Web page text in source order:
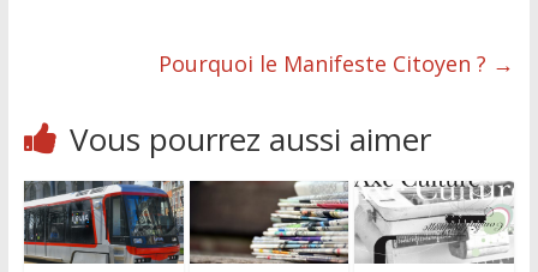
Pourquoi le Manifeste Citoyen ? →
Vous pourrez aussi aimer